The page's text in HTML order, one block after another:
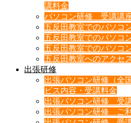
講料金
パソコン研修 受講講
五反田教室でのパソコ
五反田教室でのパソ
五反田教室でのパソ
五反田教室へのアクセ
出張研修
出張パソコン研修（全
ビス内容・受講料金
出張パソコン研修 受
出張パソコン研修 ご